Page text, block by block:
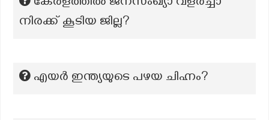
നിരക്ക് കൂടിയ ജില്ല?
എയർ ഇന്ത്യയുടെ പഴയ ചിഹ്നം?